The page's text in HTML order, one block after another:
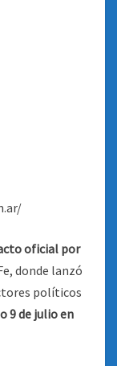
oficial por
donde lanzó
políticos
9 de julio en